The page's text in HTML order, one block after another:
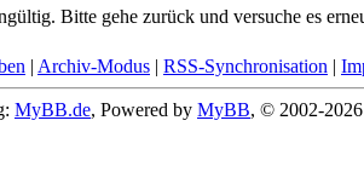
Bitte gehe zurück und versuche es
| Archiv-Modus | RSS-Synchronisation |
MyBB.de, Powered by MyBB, © 2002-